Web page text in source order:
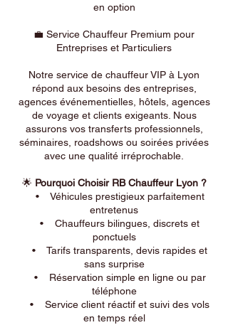
en option
💼 Service Chauffeur Premium pour
Entreprises et Particuliers
Notre service de chauffeur VIP à Lyon
répond aux besoins des entreprises,
agences événementielles, hôtels, agences
de voyage et clients exigeants. Nous
assurons vos transferts professionnels,
séminaires, roadshows ou soirées privées
avec une qualité irréprochable.
🌟 Pourquoi Choisir RB Chauffeur Lyon ?
• Véhicules prestigieux parfaitement
entretenus
• Chauffeurs bilingues, discrets et
ponctuels
• Tarifs transparents, devis rapides et
sans surprise
• Réservation simple en ligne ou par
téléphone
• Service client réactif et suivi des vols
en temps réel